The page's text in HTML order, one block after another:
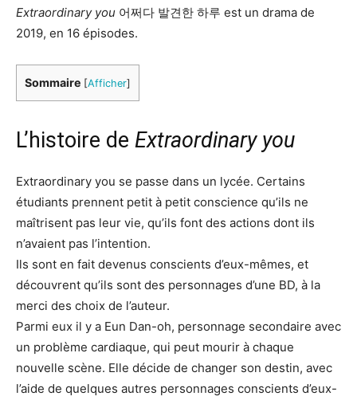
Extraordinary you 어쩌다 발견한 하루 est un drama de
2019, en 16 épisodes.
Sommaire [Afficher]
L’histoire de Extraordinary you
Extraordinary you se passe dans un lycée. Certains
étudiants prennent petit à petit conscience qu’ils ne
maîtrisent pas leur vie, qu’ils font des actions dont ils
n’avaient pas l’intention.
Ils sont en fait devenus conscients d’eux-mêmes, et
découvrent qu’ils sont des personnages d’une BD, à la
merci des choix de l’auteur.
Parmi eux il y a Eun Dan-oh, personnage secondaire avec
un problème cardiaque, qui peut mourir à chaque
nouvelle scène. Elle décide de changer son destin, avec
l’aide de quelques autres personnages conscients d’eux-